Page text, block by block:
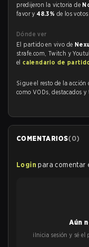
predijeron la victoria de
favor y48.3% de los
Dónde ver
El partido en vivo de
strafe.com, Twitch y
el calendario de
Sigue el resto de la acción
como VODs, destacados
COMENTARIOS(0)
Login para comentar
Aún
¡Inicia sesión y sé